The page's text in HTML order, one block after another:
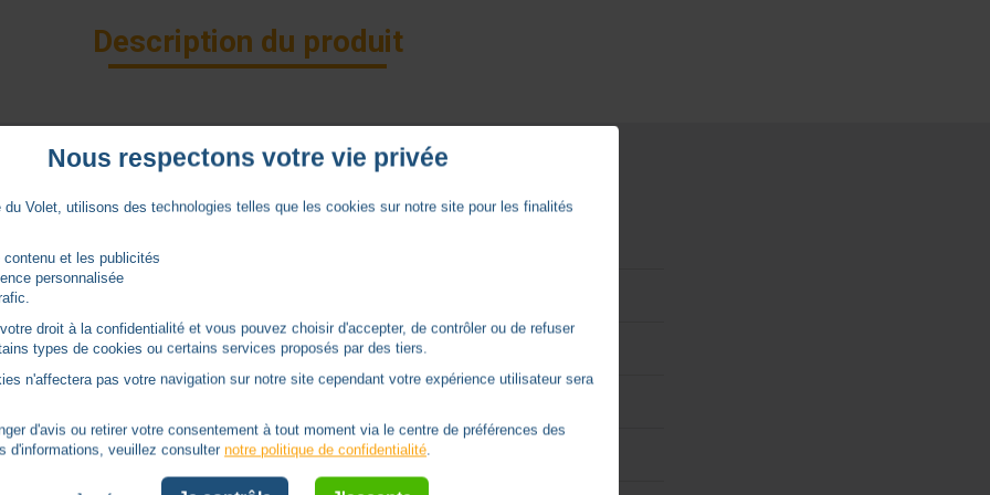
Description du produit
Caractéristiques
Sortie 45°
Mâle
Nous respectons votre vie privée
du Volet, utilisons des technologies telles que les cookies sur notre site pour les finalités
contenu et les publicités
personnalisée
droit à la confidentialité et vous pouvez choisir d'accepter, de contrôler ou de refuser
types de cookies ou certains services proposés par des tiers.
n'affectera pas votre navigation sur notre site cependant votre expérience utilisateur sera
d'avis ou retirer votre consentement à tout moment via le centre de préférences des
d'informations, veuillez consulternotre politique de confidentialité.